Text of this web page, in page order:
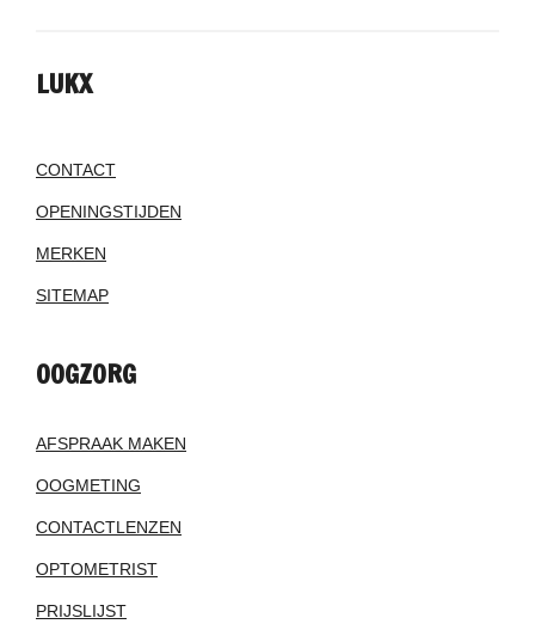
LUKX
CONTACT
OPENINGSTIJDEN
MERKEN
SITEMAP
OOGZORG
AFSPRAAK MAKEN
OOGMETING
CONTACTLENZEN
OPTOMETRIST
PRIJSLIJST